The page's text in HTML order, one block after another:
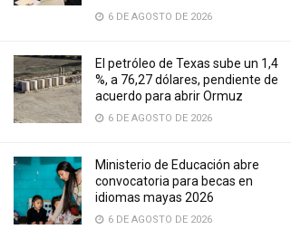
6 DE AGOSTO DE 2026
El petróleo de Texas sube un 1,4
%, a 76,27 dólares, pendiente de
acuerdo para abrir Ormuz
6 DE AGOSTO DE 2026
Ministerio de Educación abre
convocatoria para becas en
idiomas mayas 2026
6 DE AGOSTO DE 2026